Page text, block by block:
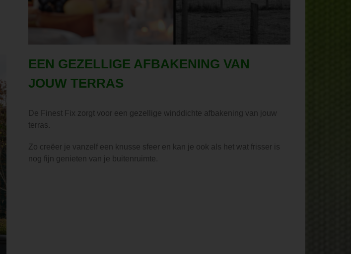
EEN GEZELLIGE AFBAKENING VAN
JOUW TERRAS
De Finest Fix zorgt voor een gezellige winddichte afbakening van jouw
terras.
Zo creëer je vanzelf een knusse sfeer en kan je ook als het wat frisser is
nog fijn genieten van je buitenruimte.